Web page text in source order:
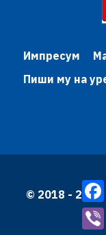
Импресум
Пиши му на
© 2018 -